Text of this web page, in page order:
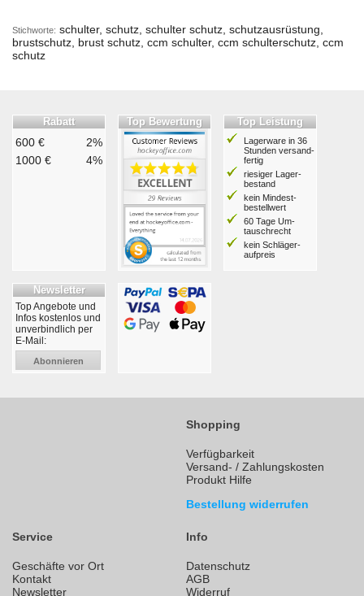
Stichworte: schulter, schutz, schulter schutz, schutzausrüstung,
brustschutz, brust schutz, ccm schulter, ccm schulterschutz, ccm
schutz
Rabatt
600 €
2%
1000 €
4%
Top Bewertung Top Leistung
Lagerware in 36
Stunden ver­sand­
fertig
riesiger Lager­
bestand
kein Mindest­
bestell­wert
60 Tage Um­
tausch­recht
kein Schläger­
aufpreis
Newsletter
Top Angebote und
Infos kostenlos und
unverbindlich per
E-Mail:
Abonnieren
Shopping
Verfügbarkeit
Versand- / Zahlungskosten
Produkt Hilfe
Bestellung widerrufen
Service
Geschäfte vor Ort
Kontakt
Newsletter
Info
Datenschutz
AGB
Widerruf